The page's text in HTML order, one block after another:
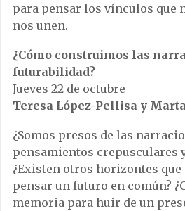
para pensar los vínculos que
nos unen.
¿Cómo construimos las
futurabilidad?
Jueves 22 de octubre
Teresa López-Pellisa y
¿Somos presos de las
pensamientos crepusculares
¿Existen otros horizontes
pensar un futuro en común?
memoria para huir de un